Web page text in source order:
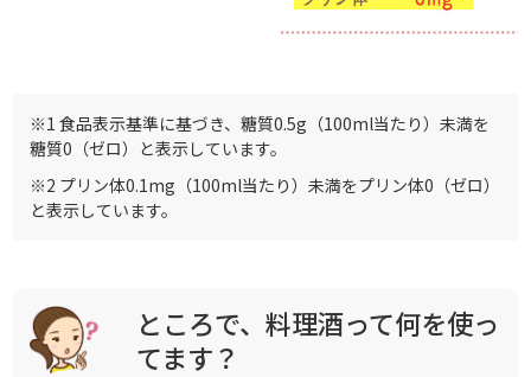
※1 食品表示基準に基づき、糖質0.5g（100ml当たり）未満を
糖質0（ゼロ）と表示しています。
※2 プリン体0.1mg（100ml当たり）未満をプリン体0（ゼロ）
と表示しています。
ところで、料理酒って何を使っ
てます？